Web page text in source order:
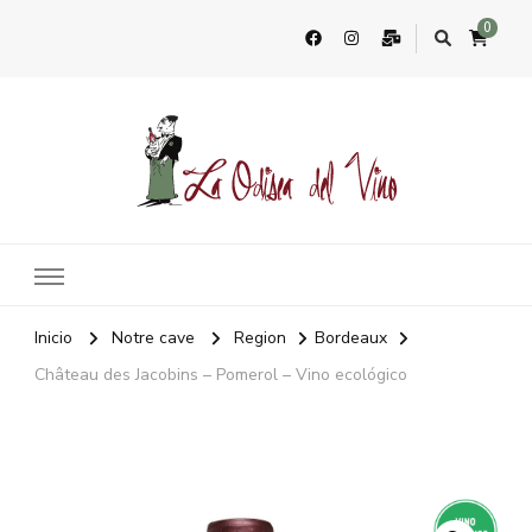
0
Inicio Notre cave Region
Bordeaux
Château des Jacobins – Pomerol – Vino ecológico